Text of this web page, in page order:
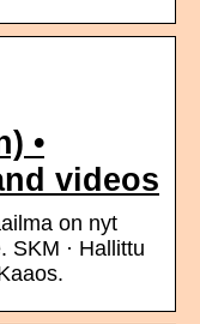
•
videos
on nyt
SKM · Hallittu